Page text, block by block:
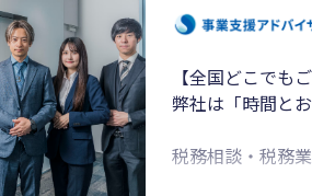
【全国どこでも
弊社は「時間と
税務相談・税務
電子帳簿保存や